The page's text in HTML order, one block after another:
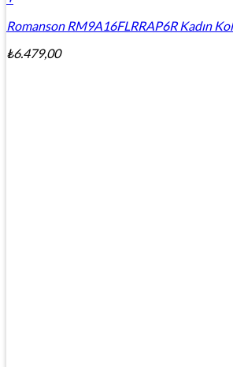
Romanson RM9A16FLRRAP6R Kadın
₺6.479,00